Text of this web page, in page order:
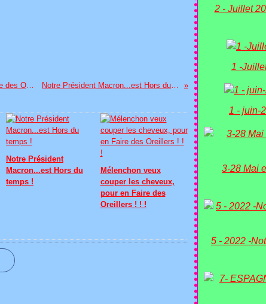
Mélenchon veux couper les cheveux, pour en Faire des Oreillers ! ! ! Notre Président Macron...est Hors du temps !
Notre Président
Macron...est Hors du
temps !
Mélenchon veux
couper les cheveux,
pour en Faire des
Oreillers ! ! !
2 - Juillet
1 -
1 - juin-
3-28 Mai
5 - 2022 -